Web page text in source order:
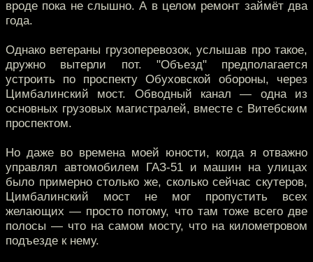
вроде пока не слышно. А в целом ремонт займёт два
года.
Однако ветераны грузоперевозок, услышав про такое,
дружно вытерли пот. "Объезд" предполагается
устроить по проспекту Обуховской обороны, через
Цимбалинский мост. Обводный канал — одна из
основных грузовых магистралей, вместе с Витебским
проспектом.
Но даже во времена моей юности, когда я отважно
управлял автомобилем ГАЗ-51 и машин на улицах
было примерно столько же, сколько сейчас скутеров,
Цимбалинский мост не мог пропустить всех
желающих — просто потому, что там тоже всего две
полосы — что на самом мосту, что на километровом
подъезде к нему.